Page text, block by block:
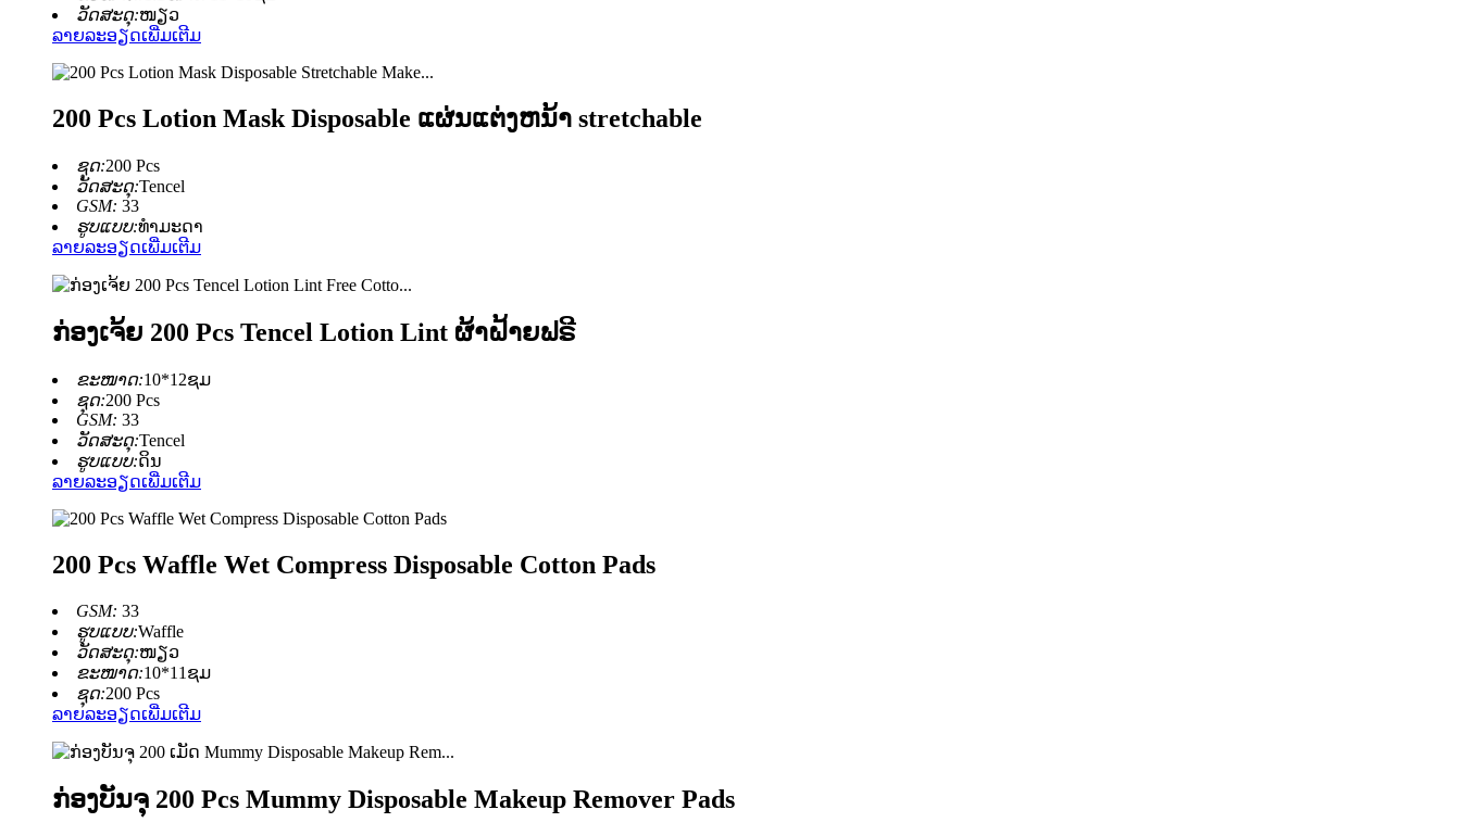
ວັດສະດຸ:ໜຽວ
ລາຍລະອຽດເພີ່ມເຕີມ
200 Pcs Lotion Mask Disposable ແຜ່ນແຕ່ງຫນ້າ stretchable
ຊຸດ:200 Pcs
ວັດສະດຸ:Tencel
GSM: 33
ຮູບແບບ:ທຳມະດາ
ລາຍລະອຽດເພີ່ມເຕີມ
ກ່ອງເຈ້ຍ 200 Pcs Tencel Lotion Lint ຜ້າຝ້າຍຟຣີ
ຂະໜາດ:10*12ຊມ
ຊຸດ:200 Pcs
GSM: 33
ວັດສະດຸ:Tencel
ຮູບແບບ:ດິນ
ລາຍລະອຽດເພີ່ມເຕີມ
200 Pcs Waffle Wet Compress Disposable Cotton Pads
GSM: 33
ຮູບແບບ:Waffle
ວັດສະດຸ:ໜຽວ
ຂະໜາດ:10*11ຊມ
ຊຸດ:200 Pcs
ລາຍລະອຽດເພີ່ມເຕີມ
ກ່ອງບັນຈຸ 200 Pcs Mummy Disposable Makeup Remover Pads